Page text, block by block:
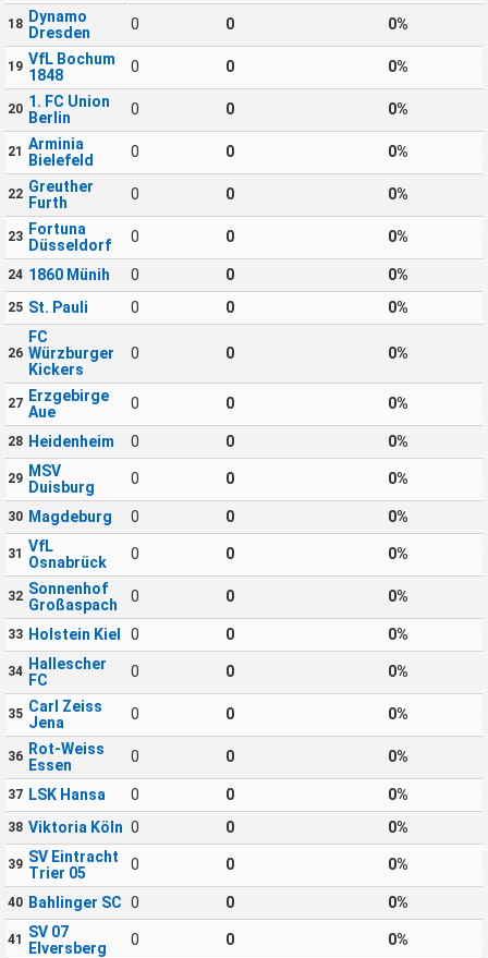
18 Dynamo
Dresden
0 0 0%
19 VfL Bochum
1848
0 0 0%
20 1. FC Union
Berlin
0 0 0%
21 Arminia
Bielefeld
0 0 0%
22 Greuther
Furth
0 0 0%
23 Fortuna
Düsseldorf
0 0 0%
24 1860 Münih 0 0 0%
25 St. Pauli 0 0 0%
26
FC
Würzburger
Kickers
0 0 0%
27 Erzgebirge
Aue
0 0 0%
28 Heidenheim 0 0 0%
29 MSV
Duisburg
0 0 0%
30 Magdeburg 0 0 0%
31 VfL
Osnabrück
0 0 0%
32 Sonnenhof
Großaspach
0 0 0%
33 Holstein Kiel 0 0 0%
34 Hallescher
FC
0 0 0%
35 Carl Zeiss
Jena
0 0 0%
36 Rot-Weiss
Essen
0 0 0%
37 LSK Hansa 0 0 0%
38 Viktoria Köln 0 0 0%
39 SV Eintracht
Trier 05
0 0 0%
40 Bahlinger SC 0 0 0%
41 SV 07
Elversberg
0 0 0%